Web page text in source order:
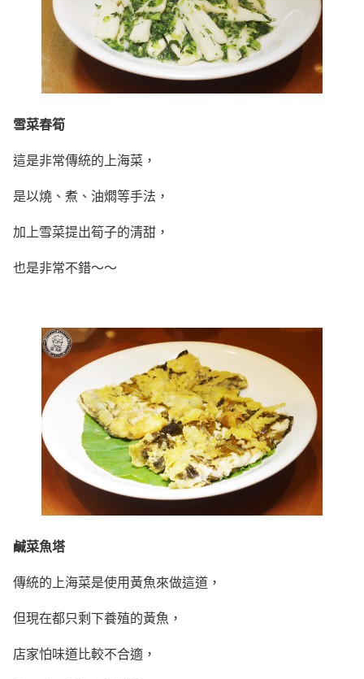
雪菜春筍
這是非常傳統的上海菜，
是以燒、煮、油燜等手法，
加上雪菜提出筍子的清甜，
也是非常不錯～～
鹹菜魚塔
傳統的上海菜是使用黃魚來做這道，
但現在都只剩下養殖的黃魚，
店家怕味道比較不合適，